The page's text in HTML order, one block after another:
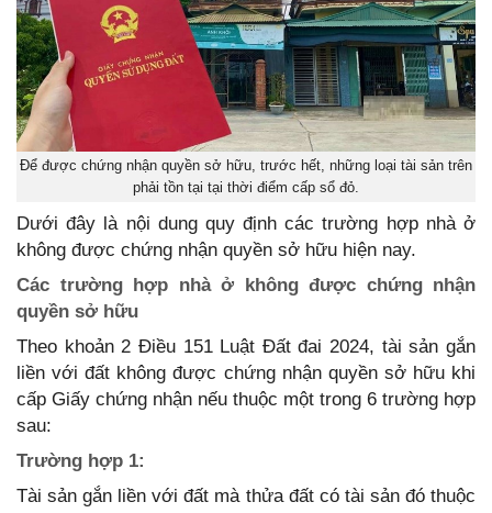
Để được chứng nhận quyền sở hữu, trước hết, những loại tài sản trên
phải tồn tại tại thời điểm cấp sổ đỏ.
Dưới đây là nội dung quy định các trường hợp nhà ở
không được chứng nhận quyền sở hữu hiện nay.
Các trường hợp nhà ở không được chứng nhận
quyền sở hữu
Theo khoản 2 Điều 151 Luật Đất đai 2024, tài sản gắn
liền với đất không được chứng nhận quyền sở hữu khi
cấp Giấy chứng nhận nếu thuộc một trong 6 trường hợp
sau:
Trường hợp 1:
Tài sản gắn liền với đất mà thửa đất có tài sản đó thuộc